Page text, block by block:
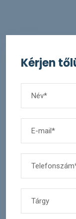
Kérjen